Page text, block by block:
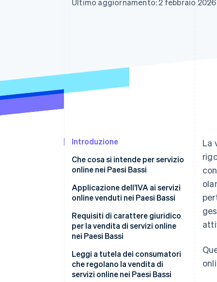
Ultimo aggiornamento: 2 febbraio 2026
Introduzione
Che cosa si intende per servizio
online nei Paesi Bassi
Applicazione dell’IVA ai servizi
online venduti nei Paesi Bassi
Requisiti di carattere giuridico
per la vendita di servizi online
nei Paesi Bassi
Leggi a tutela dei consumatori
che regolano la vendita di
servizi online nei Paesi Bassi
La